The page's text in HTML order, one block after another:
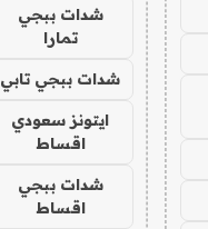
شدات ببجي
تمارا
شدات ببجي تابي
ايتونز سعودي
اقساط
شدات ببجي
اقساط